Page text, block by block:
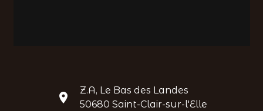
place
Z.A, Le Bas des Landes
50680 Saint-Clair-sur-l'Elle